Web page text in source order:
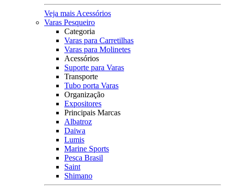
Veja mais Acessórios
Varas Pesqueiro
Categoria
Varas para Carretilhas
Varas para Molinetes
Acessórios
Suporte para Varas
Transporte
Tubo porta Varas
Organização
Expositores
Principais Marcas
Albatroz
Daiwa
Lumis
Marine Sports
Pesca Brasil
Saint
Shimano